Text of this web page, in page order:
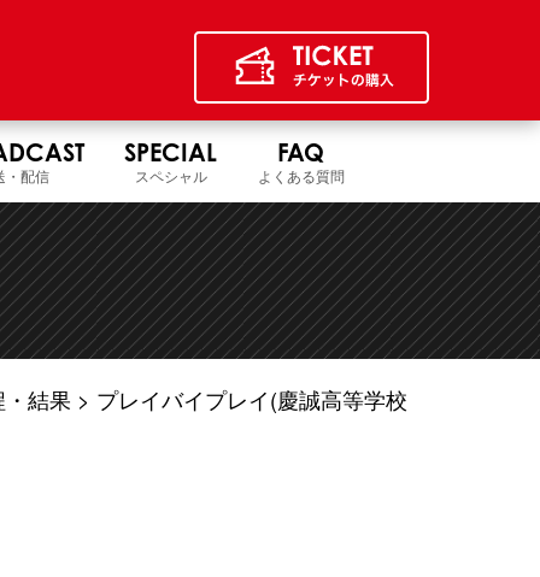
・配信
SPECIAL
スペシャル
FAQ
よくある質問
・結果
プレイバイプレイ(慶誠高等学校